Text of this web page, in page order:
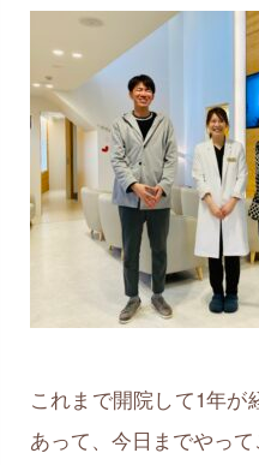
これまで開院して1年
あって、今日までやっ